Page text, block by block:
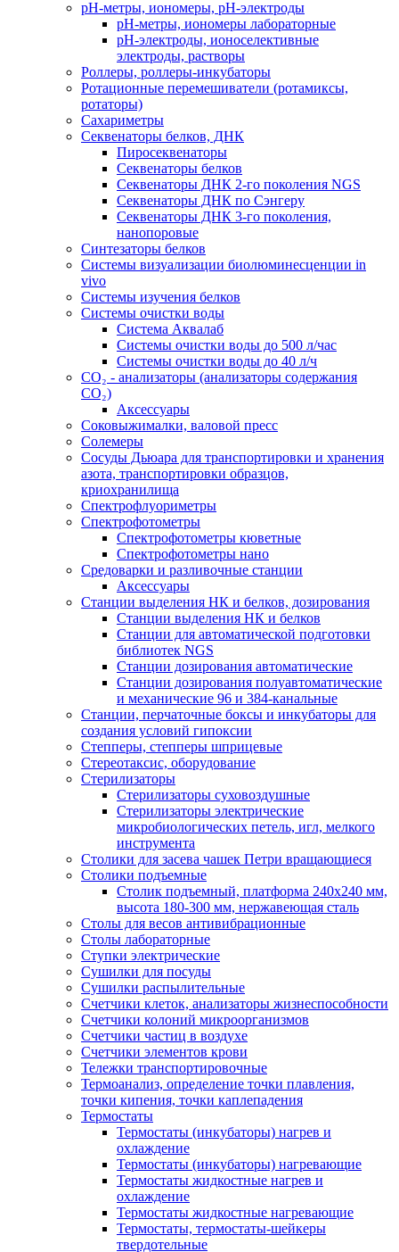
рН-метры, иономеры, рН-электроды
рН-метры, иономеры лабораторные
рН-электроды, ионоселективные
электроды, растворы
Роллеры, роллеры-инкубаторы
Ротационные перемешиватели (ротамиксы,
ротаторы)
Сахариметры
Секвенаторы белков, ДНК
Пиросеквенаторы
Секвенаторы белков
Секвенаторы ДНК 2-го поколения NGS
Секвенаторы ДНК по Сэнгеру
Секвенаторы ДНК 3-го поколения,
нанопоровые
Синтезаторы белков
Системы визуализации биолюминесценции in
vivo
Системы изучения белков
Системы очистки воды
Система Аквалаб
Системы очистки воды до 500 л/час
Системы очистки воды до 40 л/ч
СО₂ - анализаторы (анализаторы содержания
СО₂)
Аксессуары
Соковыжималки, валовой пресс
Солемеры
Сосуды Дьюара для транспортировки и хранения
азота, транспортировки образцов,
криохранилища
Спектрофлуориметры
Спектрофотометры
Спектрофотометры кюветные
Спектрофотометры нано
Средоварки и разливочные станции
Аксессуары
Станции выделения НК и белков, дозирования
Станции выделения НК и белков
Станции для автоматической подготовки
библиотек NGS
Станции дозирования автоматические
Станции дозирования полуавтоматические
и механические 96 и 384-канальные
Станции, перчаточные боксы и инкубаторы для
создания условий гипоксии
Степперы, степперы шприцевые
Стереотаксис, оборудование
Стерилизаторы
Стерилизаторы суховоздушные
Стерилизаторы электрические
микробиологических петель, игл, мелкого
инструмента
Столики для засева чашек Петри вращающиеся
Столики подъемные
Столик подъемный, платформа 240х240 мм,
высота 180-300 мм, нержавеющая сталь
Столы для весов антивибрационные
Столы лабораторные
Ступки электрические
Сушилки для посуды
Сушилки распылительные
Счетчики клеток, анализаторы жизнеспособности
Счетчики колоний микроорганизмов
Счетчики частиц в воздухе
Счетчики элементов крови
Тележки транспортировочные
Термоанализ, определение точки плавления,
точки кипения, точки каплепадения
Термостаты
Термостаты (инкубаторы) нагрев и
охлаждение
Термостаты (инкубаторы) нагревающие
Термостаты жидкостные нагрев и
охлаждение
Термостаты жидкостные нагревающие
Термостаты, термостаты-шейкеры
твердотельные